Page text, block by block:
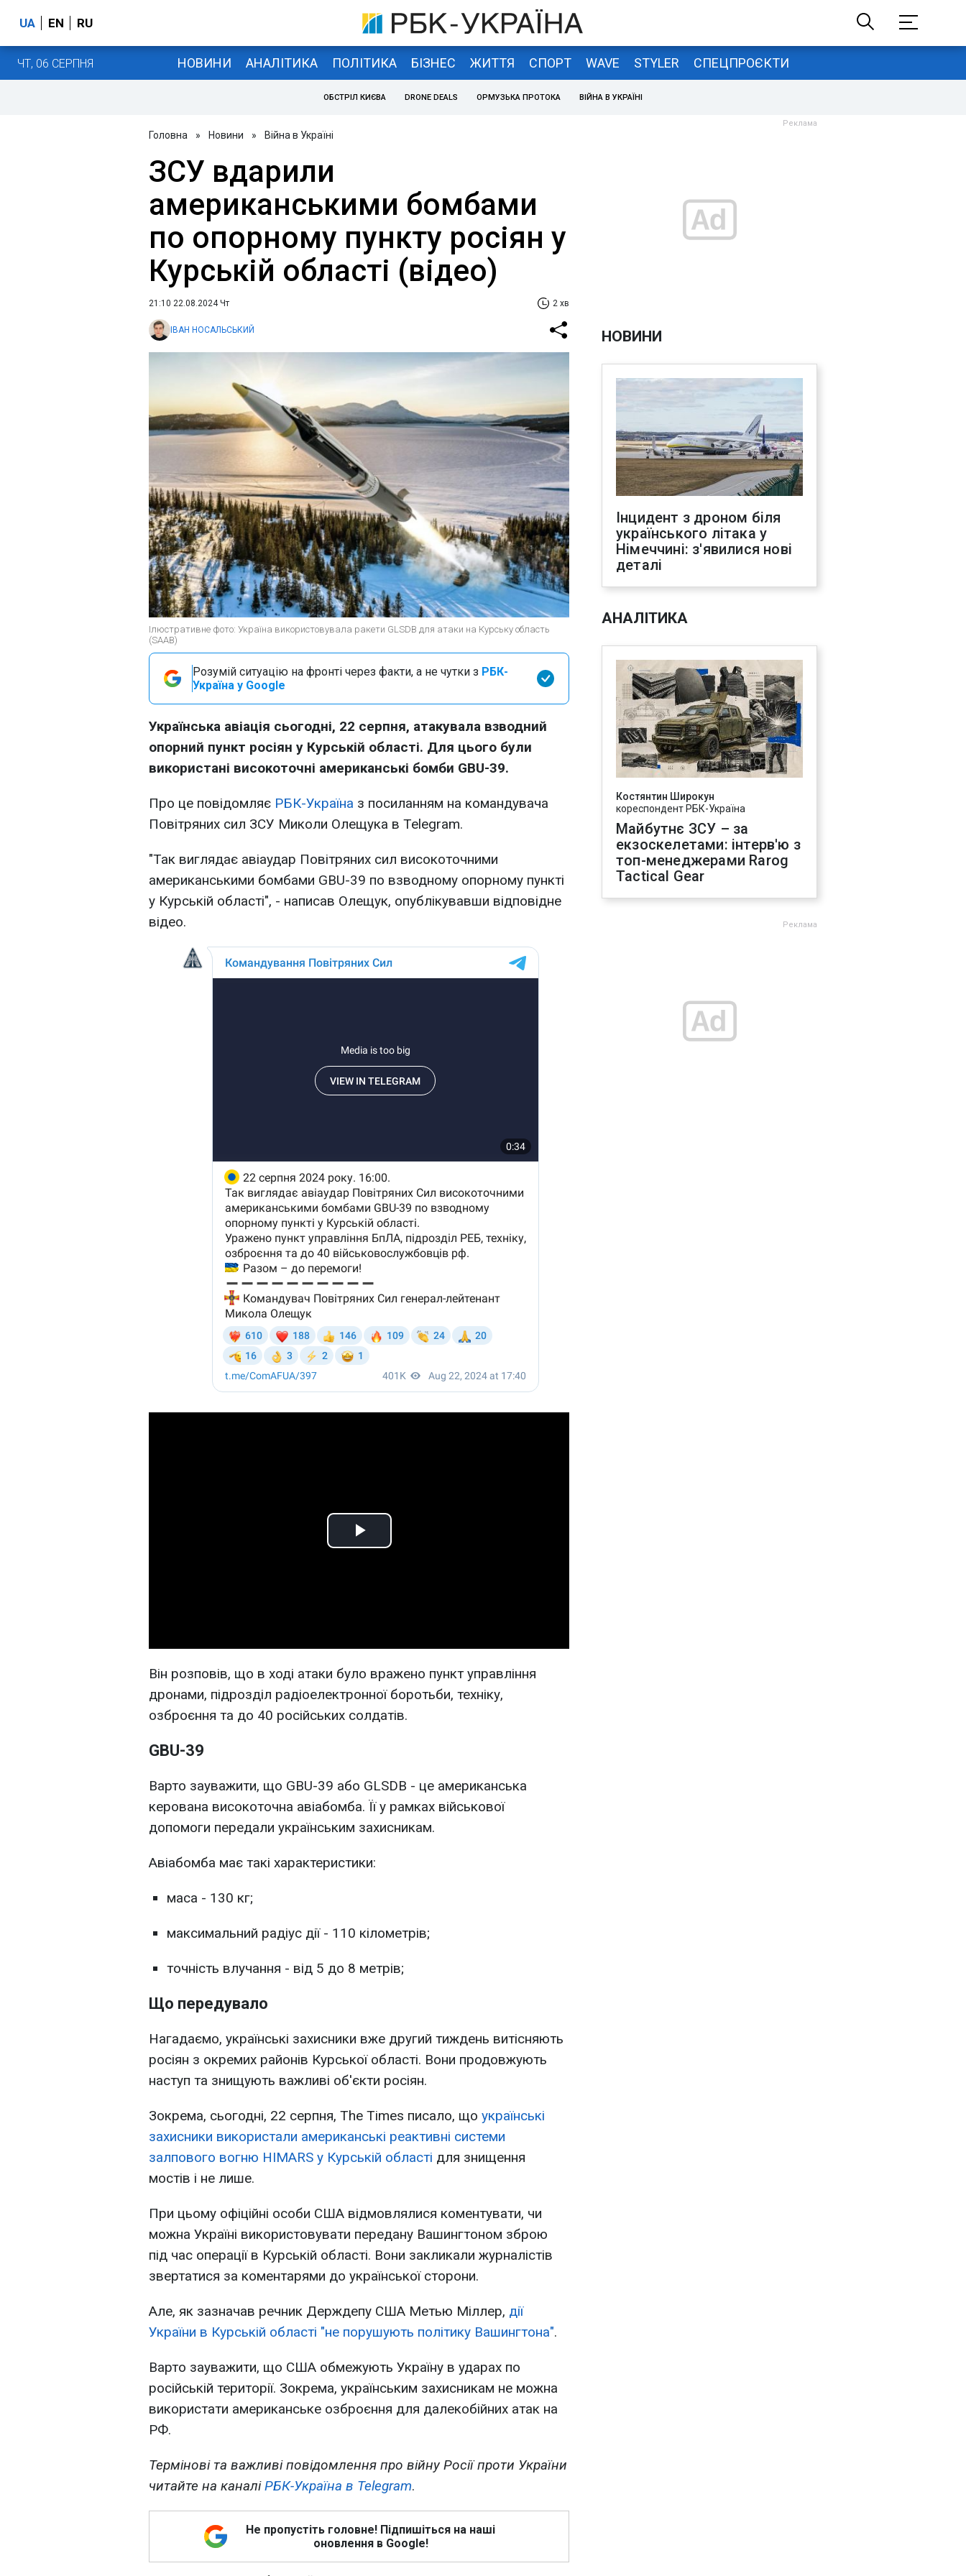
UA EN RU
ЧТ, 06 СЕРПНЯ НОВИНИ АНАЛІТИКА ПОЛІТИКА БІЗНЕС ЖИТТЯ СПОРТ WAVE STYLER СПЕЦПРОЄКТИ
ОБСТРІЛ КИЄВА DRONE DEALS ОРМУЗЬКА ПРОТОКА ВІЙНА В УКРАЇНІ
Головна » Новини » Війна в Україні
ЗСУ вдарили
американськими бомбами
по опорному пункту росіян у
Курській області (відео)
21:10 22.08.2024 Чт 2 хв
ІВАН НОСАЛЬСЬКИЙ
Ілюстративне фото: Україна використовувала ракети GLSDB для атаки на Курську область
(SAAB)
Розумій ситуацію на фронті через факти, а не чутки з РБК-
Україна у Google
Українська авіація сьогодні, 22 серпня, атакувала взводний
опорний пункт росіян у Курській області. Для цього були
використані високоточні американські бомби GBU-39.
Про це повідомляє РБК-Україна з посиланням на командувача
Повітряних сил ЗСУ Миколи Олещука в Telegram.
"Так виглядає авіаудар Повітряних сил високоточними
американськими бомбами GBU-39 по взводному опорному пункті
у Курській області", - написав Олещук, опублікувавши відповідне
відео.
Play
Він розповів, що в ході атаки було вражено пункт управління
дронами, підрозділ радіоелектронної боротьби, техніку,
озброєння та до 40 російських солдатів.
GBU-39
Варто зауважити, що GBU-39 або GLSDB - це американська
керована високоточна авіабомба. Її у рамках військової
допомоги передали українським захисникам.
Авіабомба має такі характеристики:
маса - 130 кг;
максимальний радіус дії - 110 кілометрів;
точність влучання - від 5 до 8 метрів;
Що передувало
Нагадаємо, українські захисники вже другий тиждень витісняють
росіян з окремих районів Курської області. Вони продовжують
наступ та знищують важливі об'єкти росіян.
Зокрема, сьогодні, 22 серпня, The Times писало, що українські
захисники використали американські реактивні системи
залпового вогню HIMARS у Курській області для знищення
мостів і не лише.
При цьому офіційні особи США відмовлялися коментувати, чи
можна Україні використовувати передану Вашингтоном зброю
під час операції в Курській області. Вони закликали журналістів
звертатися за коментарями до української сторони.
Але, як зазначав речник Держдепу США Метью Міллер, дії
України в Курській області "не порушують політику Вашингтона".
Варто зауважити, що США обмежують Україну в ударах по
російській території. Зокрема, українським захисникам не можна
використати американське озброєння для далекобійних атак на
РФ.
Термінові та важливі повідомлення про війну Росії проти України
читайте на каналі РБК-Україна в Telegram.
Не пропустіть головне! Підпишіться на наші
оновлення в Google!
НОВИНИ
Інцидент з дроном біля
українського літака у
Німеччині: з'явилися нові
деталі
АНАЛІТИКА
Костянтин Широкун
кореспондент РБК-Україна
Майбутнє ЗСУ – за
екзоскелетами: інтерв'ю з
топ-менеджерами Rarog
Tactical Gear